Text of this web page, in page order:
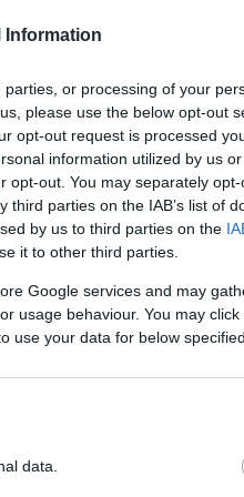
Information
or processing of your
please use the below opt-out
opt-out request is processed
information utilized by us
opt-out. You may separately
parties on the IAB’s list of
by us to third parties on the
it to other third parties.
Google services and may
usage behaviour. You may
use your data for below
data.
kék zafírokkal
az I Don't Wanna
as felvételén
12 ezer fontért
aukciósház
régi briliáns
kővel
zafírkő, belső
kört formáló
a gyorsan változó
a Bonhams
A